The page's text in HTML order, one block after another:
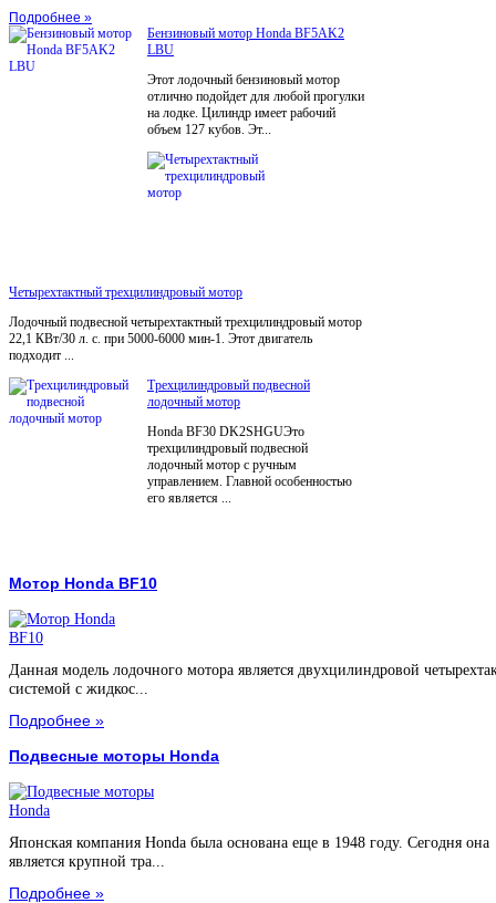
Подробнее »
Бензиновый мотор Honda BF5AK2
LBU
Этот лодочный бензиновый мотор
отлично подойдет для любой прогулки
на лодке. Цилиндр имеет рабочий
объем 127 кубов. Эт...
Четырехтактный трехцилиндровый мотор
Лодочный подвесной четырехтактный трехцилиндровый мотор
22,1 КВт/30 л. с. при 5000-6000 мин-1. Этот двигатель
подходит ...
Трехцилиндровый подвесной
лодочный мотор
Honda BF30 DK2SHGUЭто
трехцилиндровый подвесной
лодочный мотор с ручным
управлением. Главной особенностью
его является ...
Мотор Honda BF10
Данная модель лодочного мотора является двухцилиндровой
системой с жидкос...
Подробнее »
Подвесные моторы Honda
Японская компания Honda была основана еще в 1948 году. Сегодня она
является крупной тра...
Подробнее »